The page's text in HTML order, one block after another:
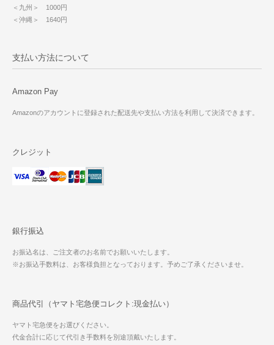
＜九州＞ 1000円
＜沖縄＞ 1640円
支払い方法について
Amazon Pay
Amazonのアカウントに登録された配送先や支払い方法を利用して決済できます。
クレジット
銀行振込
お振込名は、ご注文者のお名前でお願いいたします。
※お振込手数料は、お客様負担となっております。予めご了承くださいませ。
商品代引（ヤマト宅急便コレクト:現金払い）
ヤマト宅急便をお選びください。
代金合計に応じて代引き手数料を別途頂戴いたします。